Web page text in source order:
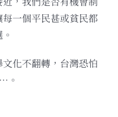
一個平民甚或貧民都
化不翻轉，台灣恐怕
。